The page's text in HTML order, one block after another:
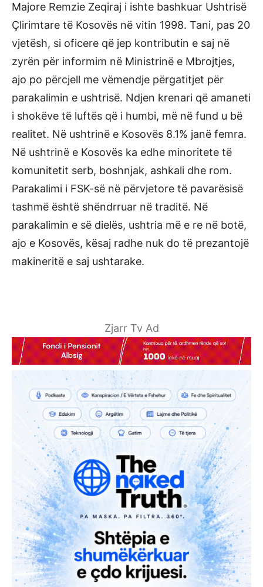
Majore Remzie Zeqiraj i ishte bashkuar Ushtrisë
Çlirimtare të Kosovës në vitin 1998. Tani, pas 20
vjetësh, si oficere që jep kontributin e saj në
zyrën për informim në Ministrinë e Mbrojtjes,
ajo po përcjell me vëmendje përgatitjet për
parakalimin e ushtrisë. Ndjen krenari që amaneti
i shokëve të luftës që i humbi, më në fund u bë
realitet. Në ushtrinë e Kosovës 8.1% janë femra.
Në ushtrinë e Kosovës ka edhe minoritete të
komunitetit serb, boshnjak, ashkali dhe rom.
Parakalimi i FSK-së në përvjetore të pavarësisë
tashmë është shëndrruar në traditë. Në
parakalimin e së dielës, ushtria më e re në botë,
ajo e Kosovës, kësaj radhe nuk do të prezantojë
makineritë e saj ushtarake.
Zjarr Tv Ad